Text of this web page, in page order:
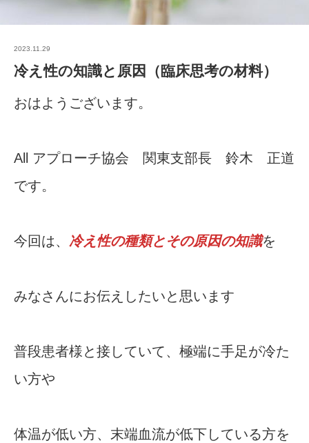
2023.11.29
冷え性の知識と原因（臨床思考の材料）
おはようございます。
All アプローチ協会 関東支部長 鈴木 正道
です。
今回は、 冷え性の種類とその原因の知識を
みなさんにお伝えしたいと思います
普段患者様と接していて、極端に手足が冷た
い方や
体温が低い方、末端血流が低下している方を